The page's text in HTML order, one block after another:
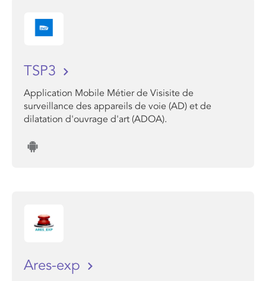
TSP3
Application Mobile Métier de Visisite de
surveillance des appareils de voie (AD) et de
dilatation d'ouvrage d'art (ADOA).
Ares-exp